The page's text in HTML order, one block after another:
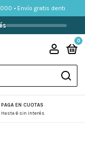
0
PAGA EN CUOTAS
Hasta 6 sin interés
• Envío gratis dentro del